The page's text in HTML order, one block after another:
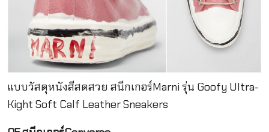
แบบวัสดุหนังสีสดสวย สนีกเกอร์Marni รุ่น Goofy Ultra-
Kight Soft Calf Leather Sneakers